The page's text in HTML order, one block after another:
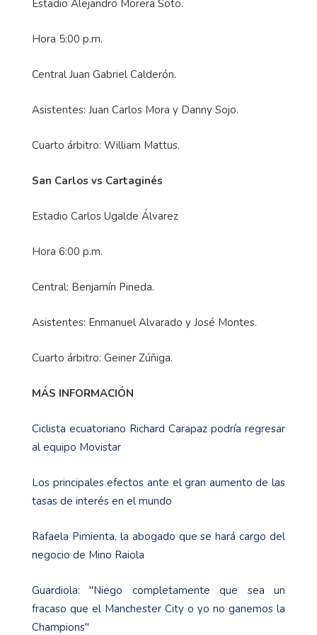
Estadio Alejandro Morera Soto.
Hora 5:00 p.m.
Central Juan Gabriel Calderón.
Asistentes: Juan Carlos Mora y Danny Sojo.
Cuarto árbitro: William Mattus.
San Carlos vs Cartaginés
Estadio Carlos Ugalde Álvarez
Hora 6:00 p.m.
Central: Benjamín Pineda.
Asistentes: Enmanuel Alvarado y José Montes.
Cuarto árbitro: Geiner Zúñiga.
MÁS INFORMACIÓN
Ciclista ecuatoriano Richard Carapaz podría regresar
al equipo Movistar
Los principales efectos ante el gran aumento de las
tasas de interés en el mundo
Rafaela Pimienta, la abogado que se hará cargo del
negocio de Mino Raiola
Guardiola: "Niego completamente que sea un
fracaso que el Manchester City o yo no ganemos la
Champions"